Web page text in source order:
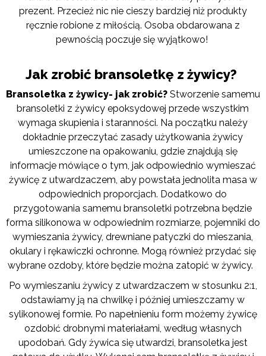
prezent. Przecież nic nie cieszy bardziej niż produkty
ręcznie robione z miłością. Osoba obdarowana z
pewnością poczuje się wyjątkowo!
Jak zrobić bransoletkę z żywicy?
Bransoletka z żywicy- jak zrobić? Stworzenie samemu
bransoletki z żywicy epoksydowej przede wszystkim
wymaga skupienia i staranności. Na początku należy
dokładnie przeczytać zasady użytkowania żywicy
umieszczone na opakowaniu, gdzie znajdują się
informacje mówiące o tym, jak odpowiednio wymieszać
żywicę z utwardzaczem, aby powstała jednolita masa w
odpowiednich proporcjach. Dodatkowo do
przygotowania samemu bransoletki potrzebna będzie
forma silikonowa w odpowiednim rozmiarze, pojemniki do
wymieszania żywicy, drewniane patyczki do mieszania,
okulary i rękawiczki ochronne. Mogą również przydać się
wybrane ozdoby, które będzie można zatopić w żywicy.
Po wymieszaniu żywicy z utwardzaczem w stosunku 2:1,
odstawiamy ją na chwilkę i później umieszczamy w
sylikonowej formie. Po napełnieniu form możemy żywicę
ozdobić drobnymi materiałami, według własnych
upodobań. Gdy żywica się utwardzi, bransoletka jest